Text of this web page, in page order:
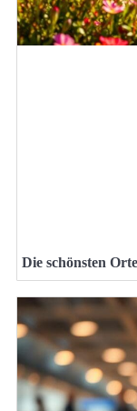
Die schönsten